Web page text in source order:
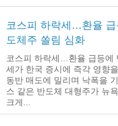
코스피 하락세…환율 급
도체주 쏠림 심화
코스피 하락세…환율 급등에
세가 한국 증시에 즉각 영향
동반 매도에 밀리며 낙폭을
스 같은 반도체 대형주가 뉴
크게...